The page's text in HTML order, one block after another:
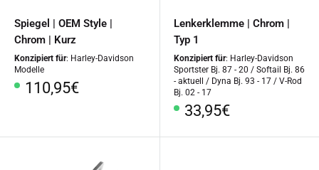
Spiegel | OEM Style |
Chrom | Kurz
Konzipiert für: Harley-Davidson
Modelle
Sonderpreis
110,95€
Lenkerklemme | Chrom |
Typ 1
Konzipiert für: Harley-Davidson
Sportster Bj. 87 - 20 / Softail Bj. 86
- aktuell / Dyna Bj. 93 - 17 / V-Rod
Bj. 02 - 17
Sonderpreis
33,95€